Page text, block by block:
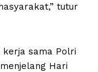
tutur
sama Polri
Hari